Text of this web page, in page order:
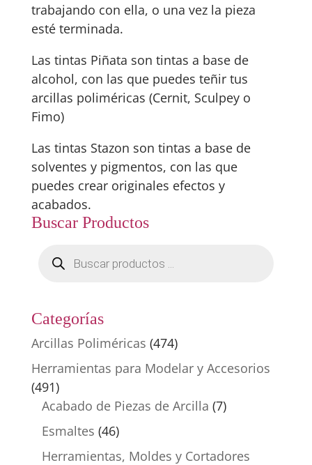
trabajando con ella, o una vez la pieza
esté terminada.
Las tintas Piñata son tintas a base de
alcohol, con las que puedes teñir tus
arcillas poliméricas (Cernit, Sculpey o
Fimo)
Las tintas Stazon son tintas a base de
solventes y pigmentos, con las que
puedes crear originales efectos y
acabados.
Buscar Productos
productos
Categorías
Arcillas Poliméricas (474)
Herramientas para Modelar y Accesorios
(491)
Acabado de Piezas de Arcilla (7)
Esmaltes (46)
Herramientas, Moldes y Cortadores